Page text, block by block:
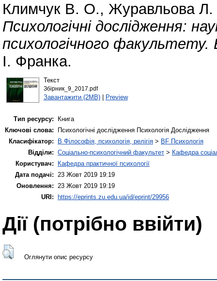
Климчук В. О., Журавльова
Психологічні дослідження:
психологічного факультету.
І. Франка.
Текст
Збірник_9_2017.pdf
Завантажити (2MB)| Preview
Тип ресурсу:
Книга
Ключові слова:
Психологічні дослідження Психологія Дослідження
Класифікатор:
B Філософія, психологія, релігія > BF Психологія
Відділи: Соціально-психологічний факультет > Кафедра
Користувач:
Кафедра практичної психології
Дата подачі: 23 Жовт 2019 19:19
Оновлення: 23 Жовт 2019 19:19
URI:
https://eprints.zu.edu.ua/id/eprint/29956
Дії ​​(потрібно ввійти)
Оглянути опис ресурсу